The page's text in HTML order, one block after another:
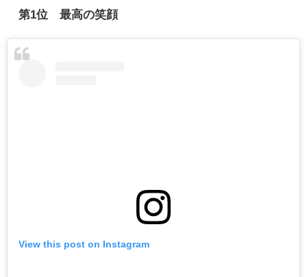
第1位 最高の笑顔
View this post on Instagram